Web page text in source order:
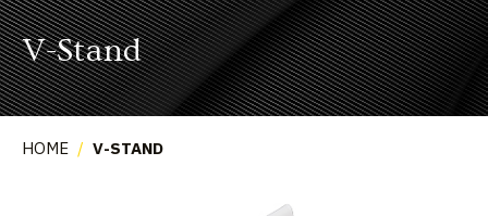
V-Stand
HOME / V-STAND